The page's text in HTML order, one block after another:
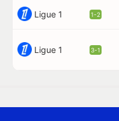
Ligue 1 1-2
Ligue 1 3-1